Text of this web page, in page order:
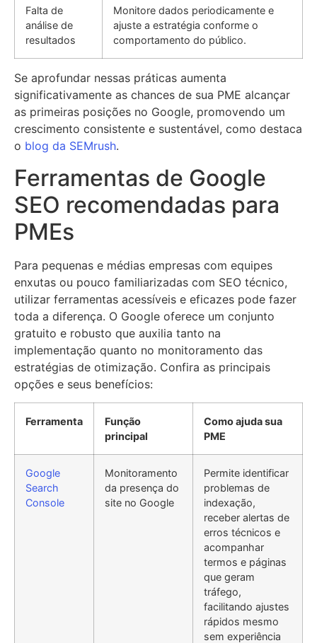
Falta de
análise de
resultados
Monitore dados periodicamente e
ajuste a estratégia conforme o
comportamento do público.
Se aprofundar nessas práticas aumenta
significativamente as chances de sua PME alcançar
as primeiras posições no Google, promovendo um
crescimento consistente e sustentável, como destaca
o blog da SEMrush.
Ferramentas de Google
SEO recomendadas para
PMEs
Para pequenas e médias empresas com equipes
enxutas ou pouco familiarizadas com SEO técnico,
utilizar ferramentas acessíveis e eficazes pode fazer
toda a diferença. O Google oferece um conjunto
gratuito e robusto que auxilia tanto na
implementação quanto no monitoramento das
estratégias de otimização. Confira as principais
opções e seus benefícios:
Ferramenta
Função
principal
Como ajuda sua
PME
Google
Search
Console
Monitoramento
da presença do
site no Google
Permite identificar
problemas de
indexação,
receber alertas de
erros técnicos e
acompanhar
termos e páginas
que geram
tráfego,
facilitando ajustes
rápidos mesmo
sem experiência